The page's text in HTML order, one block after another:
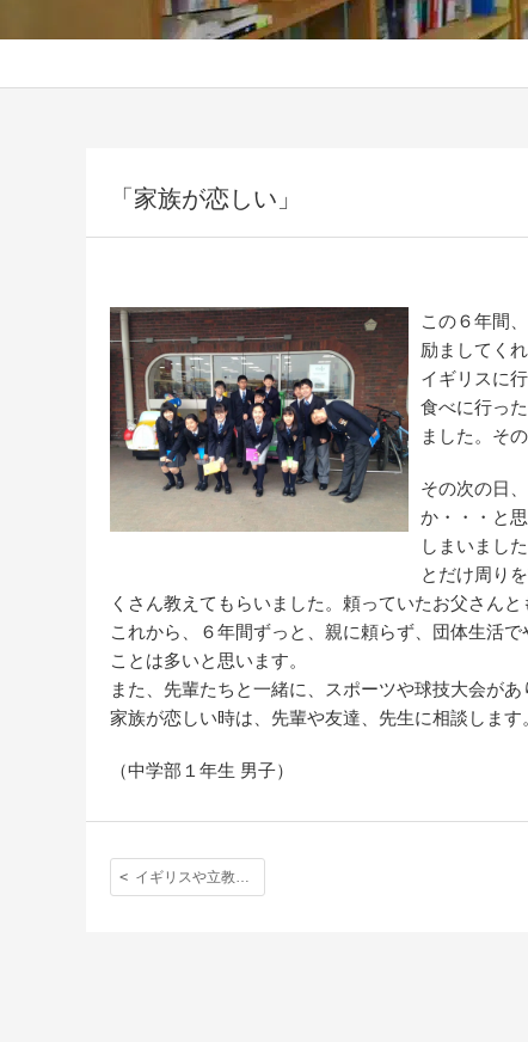
「家族が恋しい」
この６年間
励ましてく
イギリスに
食べに行っ
ました。そ
その次の日
か・・・と
しまいまし
とだけ周り
くさん教えてもらいました。頼っていたお父さん
これから、６年間ずっと、親に頼らず、団体生活
ことは多いと思います。
また、先輩たちと一緒に、スポーツや球技大会が
家族が恋しい時は、先輩や友達、先生に相談します
（中学部１年生 男子）
イギリスや立教英国学院に来て思ったこと